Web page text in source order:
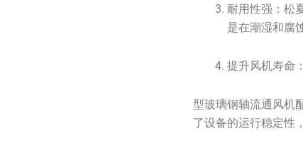
耐用性强：松
是在潮湿和腐
提升风机寿命
型玻璃钢轴流通风机
了设备的运行稳定性